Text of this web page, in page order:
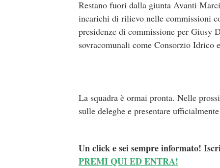
Restano fuori dalla giunta Avanti
incarichi di rilievo nelle commissioni
presidenze di commissione per
sovracomunali come Consorzio Idrico
La squadra è ormai pronta. Nelle
sulle deleghe e presentare
Un click e sei sempre informato!
PREMI QUI ED ENTRA!